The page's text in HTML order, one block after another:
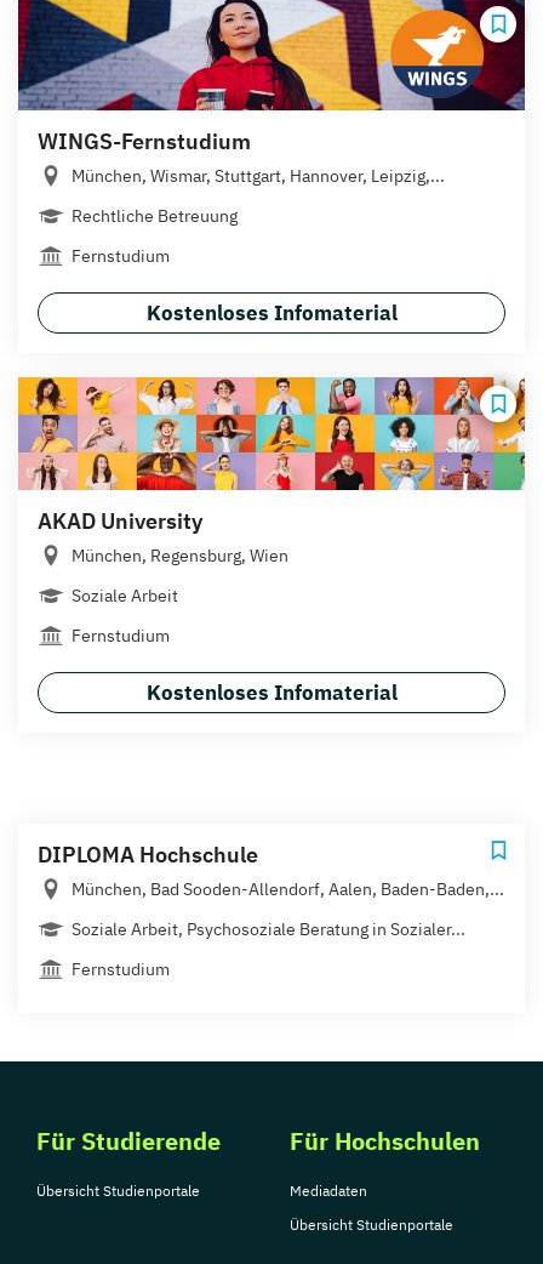
WINGS-Fernstudium
München, Wismar, Stuttgart, Hannover, Leipzig,...
Rechtliche Betreuung
Fernstudium
Kostenloses Infomaterial
AKAD University
München, Regensburg, Wien
Soziale Arbeit
Fernstudium
Kostenloses Infomaterial
DIPLOMA Hochschule
München, Bad Sooden-Allendorf, Aalen, Baden-Baden,...
Soziale Arbeit, Psychosoziale Beratung in Sozialer...
Fernstudium
Für Studierende
Übersicht Studienportale
Für Hochschulen
Mediadaten
Übersicht Studienportale